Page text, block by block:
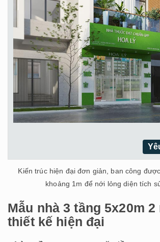
Kiến trúc hiện đại đơn giản, ban công
khoảng 1m để nới lỏng diện tích
Mẫu nhà 3 tầng 5x20m 2
thiết kế hiện đại